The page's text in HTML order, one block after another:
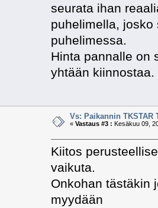
seurata ihan
puhelimella,
puhelimessa.
Hinta pannalle on
yhtään kiinnostaa.
Vs: Paikannin TKSTAR
«Vastaus #3 : Kesäkuu 09,
Kiitos
vaikuta.
Onkohan tästäkin
myydään